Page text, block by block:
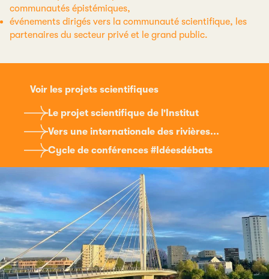
communautés épistémiques,
événements dirigés vers la communauté scientifique, les
partenaires du secteur privé et le grand public.
Voir les projets scientifiques
Le projet scientifique de l'Institut
Vers une internationale des rivières...
Cycle de conférences #Idéesdébats